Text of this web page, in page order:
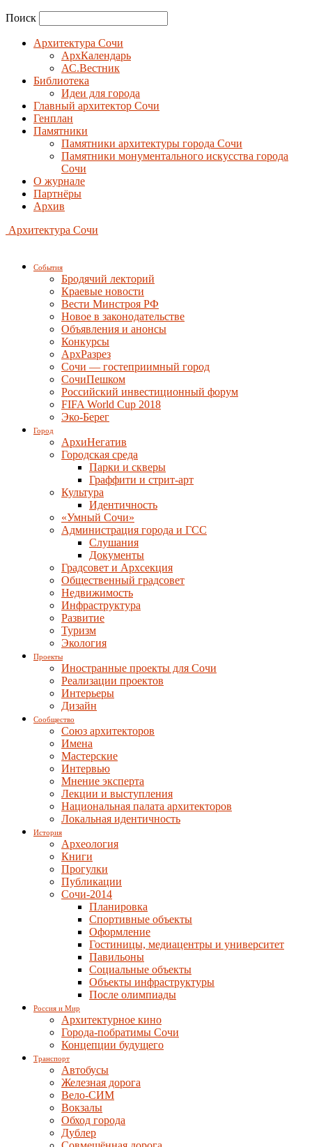
Поиск
Архитектура Сочи
АрхКалендарь
АС.Вестник
Библиотека
Идеи для города
Главный архитектор Сочи
Генплан
Памятники
Памятники архитектуры города Сочи
Памятники монументального искусства города
Сочи
О журнале
Партнёры
Архив
Архитектура Сочи
События
Бродячий лекторий
Краевые новости
Вести Минстроя РФ
Новое в законодательстве
Объявления и анонсы
Конкурсы
АрхРазрез
Сочи — гостеприимный город
СочиПешком
Российский инвестиционный форум
FIFA World Cup 2018
Эко-Берег
Город
АрхиНегатив
Городская среда
Парки и скверы
Граффити и стрит-арт
Культура
Идентичность
«Умный Сочи»
Администрация города и ГСС
Слушания
Документы
Градсовет и Архсекция
Общественный градсовет
Недвижимость
Инфраструктура
Развитие
Туризм
Экология
Проекты
Иностранные проекты для Сочи
Реализации проектов
Интерьеры
Дизайн
Сообщество
Союз архитекторов
Имена
Мастерские
Интервью
Мнение эксперта
Лекции и выступления
Национальная палата архитекторов
Локальная идентичность
История
Археология
Книги
Прогулки
Публикации
Сочи-2014
Планировка
Спортивные объекты
Оформление
Гостиницы, медиацентры и университет
Павильоны
Социальные объекты
Объекты инфраструктуры
После олимпиады
Россия и Мир
Архитектурное кино
Города-побратимы Сочи
Концепции будущего
Транспорт
Автобусы
Железная дорога
Вело-СИМ
Вокзалы
Обход города
Дублер